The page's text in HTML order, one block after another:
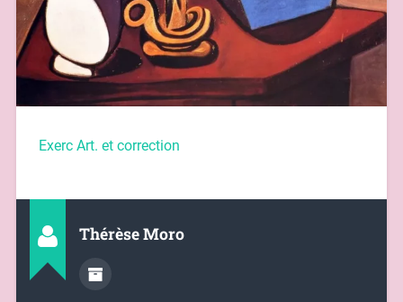
Exerc Art. et correction
Thérèse Moro